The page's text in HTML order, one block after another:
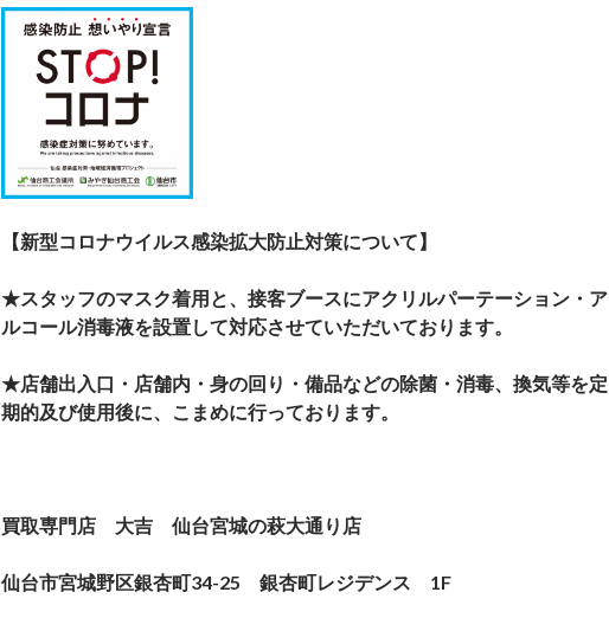
【新型コロナウイルス感染拡大防止対策について】
★スタッフのマスク着用と、接客ブースにアクリルパーテーション・ア
ルコール消毒液を設置して対応させていただいております。
★店舗出入口・店舗内・身の回り・備品などの除菌・消毒、換気等を定
期的及び使用後に、こまめに行っております。
買取専門店 大吉 仙台宮城の萩大通り店
仙台市宮城野区銀杏町34-25 銀杏町レジデンス 1F